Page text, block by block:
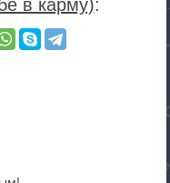
в карму):